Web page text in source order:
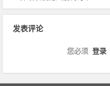
发表评论
您必须 登录